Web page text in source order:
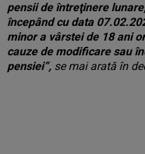
pensii de întreţinere
începând cu data
minor a vârstei de 18 ani
cauze de modificare sau
pensiei”, se mai arată în